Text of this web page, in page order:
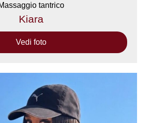
tantrico
Kiara
Vedi foto